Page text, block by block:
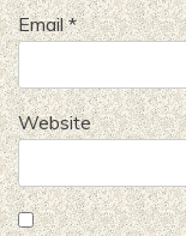
Email*
Website